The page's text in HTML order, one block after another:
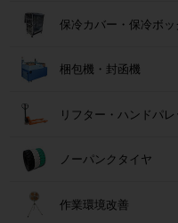
保冷カバー・保冷ボッ
梱包機・封函機
リフター・ハンドパレ
ノーパンクタイヤ
作業環境改善